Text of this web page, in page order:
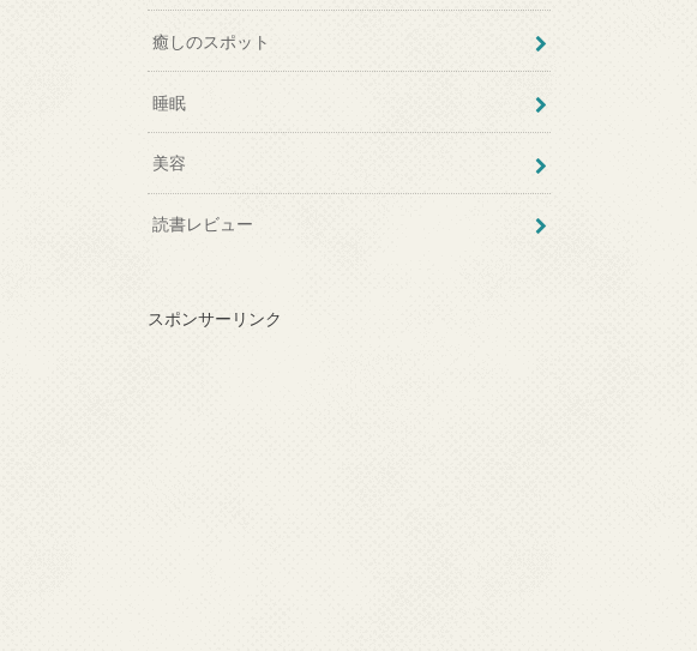
癒しのスポット
睡眠
美容
読書レビュー
スポンサーリンク